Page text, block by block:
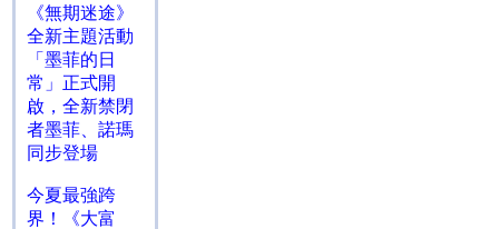
《無期迷途》
全新主題活動
「墨菲的日
常」正式開
啟，全新禁閉
者墨菲、諾瑪
同步登場
今夏最強跨
界！《大富